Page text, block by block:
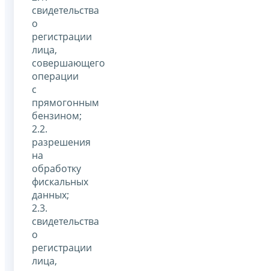
свидетельства
о
регистрации
лица,
совершающего
операции
с
прямогонным
бензином;
2.2.
разрешения
на
обработку
фискальных
данных;
2.3.
свидетельства
о
регистрации
лица,